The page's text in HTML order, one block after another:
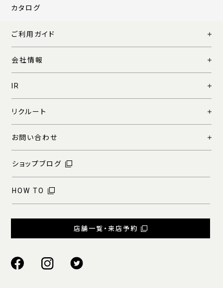
カタログ
ご利用ガイド
会社情報
IR
リクルート
お問い合わせ
ショップブログ
HOW TO
店舗一覧・来店予約